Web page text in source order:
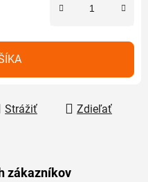
Strážiť Zdieľať
zákazníkov